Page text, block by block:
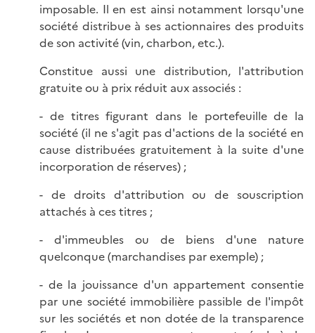
imposable. Il en est ainsi notamment lorsqu'une
société distribue à ses actionnaires des produits
de son activité (vin, charbon, etc.).
Constitue aussi une distribution, l'attribution
gratuite ou à prix réduit aux associés :
- de titres figurant dans le portefeuille de la
société (il ne s'agit pas d'actions de la société en
cause distribuées gratuitement à la suite d'une
incorporation de réserves) ;
- de droits d'attribution ou de souscription
attachés à ces titres ;
- d'immeubles ou de biens d'une nature
quelconque (marchandises par exemple) ;
- de la jouissance d'un appartement consentie
par une société immobilière passible de l'impôt
sur les sociétés et non dotée de la transparence